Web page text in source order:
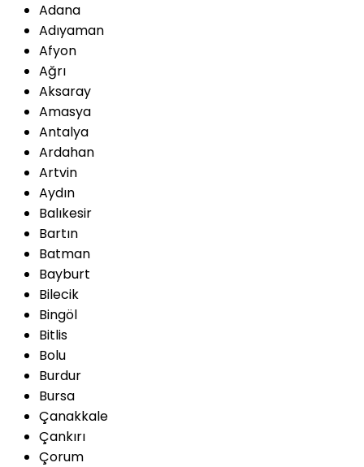
Adana
Adıyaman
Afyon
Ağrı
Aksaray
Amasya
Antalya
Ardahan
Artvin
Aydın
Balıkesir
Bartın
Batman
Bayburt
Bilecik
Bingöl
Bitlis
Bolu
Burdur
Bursa
Çanakkale
Çankırı
Çorum